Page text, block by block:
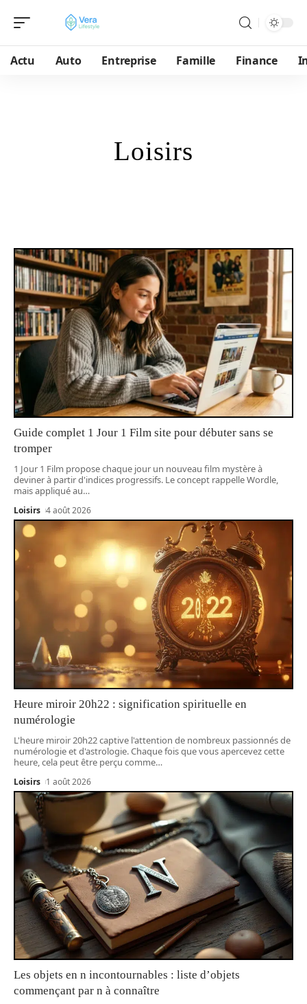
Actu Auto Entreprise Famille Finance
Loisirs
Guide complet 1 Jour 1 Film site pour débuter sans se
tromper
1 Jour 1 Film propose chaque jour un nouveau film mystère à
deviner à partir d'indices progressifs. Le concept rappelle Wordle,
mais appliqué au…
Loisirs 4 août 2026
Heure miroir 20h22 : signification spirituelle en
numérologie
L'heure miroir 20h22 captive l'attention de nombreux passionnés de
numérologie et d'astrologie. Chaque fois que vous apercevez cette
heure, cela peut être perçu comme…
Loisirs 1 août 2026
Les objets en n incontournables : liste d’objets
commençant par n à connaître